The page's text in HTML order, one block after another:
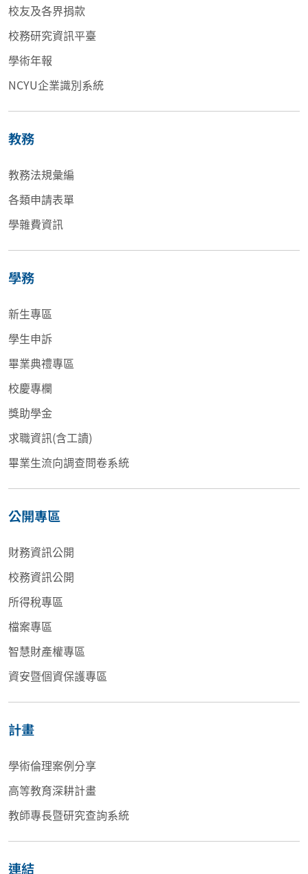
校友及各界捐款
校務研究資訊平臺
學術年報
NCYU企業識別系統
教務
教務法規彙編
各類申請表單
學雜費資訊
學務
新生專區
學生申訴
畢業典禮專區
校慶專欄
獎助學金
求職資訊(含工讀)
畢業生流向調查問卷系統
公開專區
財務資訊公開
校務資訊公開
所得稅專區
檔案專區
智慧財產權專區
資安暨個資保護專區
計畫
學術倫理案例分享
高等教育深耕計畫
教師專長暨研究查詢系統
連結